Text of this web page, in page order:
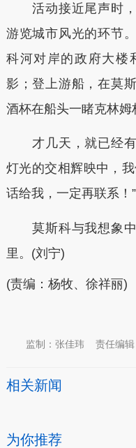
活动接近尾声时，
游览城市风光的环节
科河对岸的政府大楼
影；登上游船，在莫
酒杯在船头一睹克林
才几天，就已经有
灯光的交相辉映中，
话给我，一定再联系
莫斯科与我想象中
里。(刘宁)
(责编：杨牧、徐祥丽)
责任编
监制：张佳玮
相关新闻
为你推荐